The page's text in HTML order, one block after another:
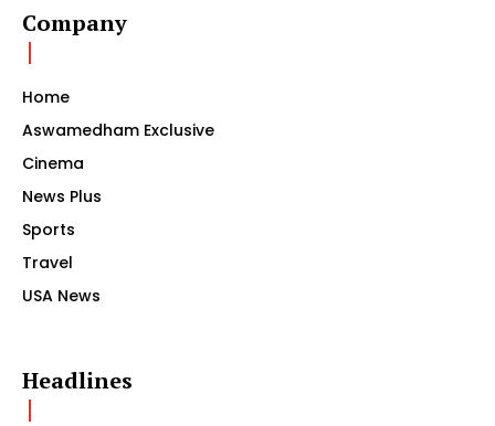
Company
Home
Aswamedham Exclusive
Cinema
News Plus
Sports
Travel
USA News
Headlines